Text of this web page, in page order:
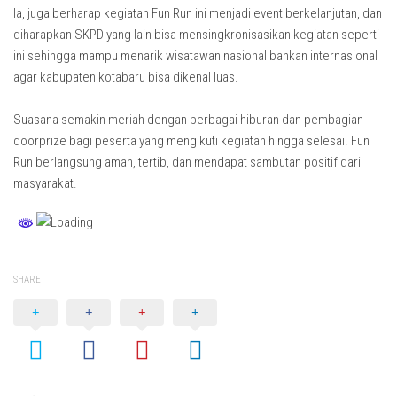
Ia, juga berharap kegiatan Fun Run ini menjadi event berkelanjutan, dan
diharapkan SKPD yang lain bisa mensingkronisasikan kegiatan seperti
ini sehingga mampu menarik wisatawan nasional bahkan internasional
agar kabupaten kotabaru bisa dikenal luas.
Suasana semakin meriah dengan berbagai hiburan dan pembagian
doorprize bagi peserta yang mengikuti kegiatan hingga selesai. Fun
Run berlangsung aman, tertib, dan mendapat sambutan positif dari
masyarakat.
SHARE